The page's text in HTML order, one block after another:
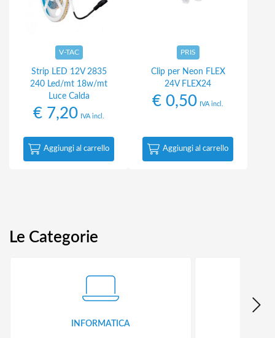
V-TAC
Strip LED 12V 2835
240 Led/mt 18w/mt
Luce Calda
€ 7,20 IVA incl.
Aggiungi al carrello
PRIS
Clip per Neon FLEX
24V FLEX24
€ 0,50 IVA incl.
Aggiungi al carrello
Le Categorie
INFORMATICA